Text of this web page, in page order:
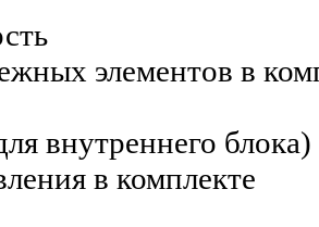
элементов в
внутреннего блока)
в комплекте